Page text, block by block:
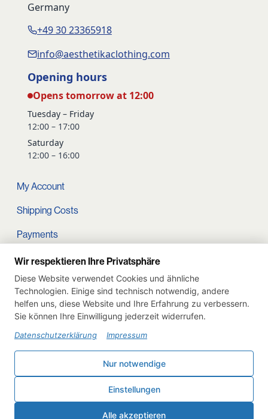
Germany
+49 30 23365918
info@aesthetikaclothing.com
Opening hours
Opens tomorrow at 12:00
Tuesday – Friday
12:00 – 17:00
Saturday
12:00 – 16:00
My Account
Shipping Costs
Payments
Terms and conditions
Cart
Privacy Policy
Imprint
Instagram
Withdraw from contract
Wir respektieren Ihre Privatsphäre
Diese Website verwendet Cookies und ähnliche
Technologien. Einige sind technisch notwendig, andere
helfen uns, diese Website und Ihre Erfahrung zu verbessern.
Sie können Ihre Einwilligung jederzeit widerrufen.
Datenschutzerklärung Impressum
Nur notwendige
Einstellungen
Alle akzeptieren